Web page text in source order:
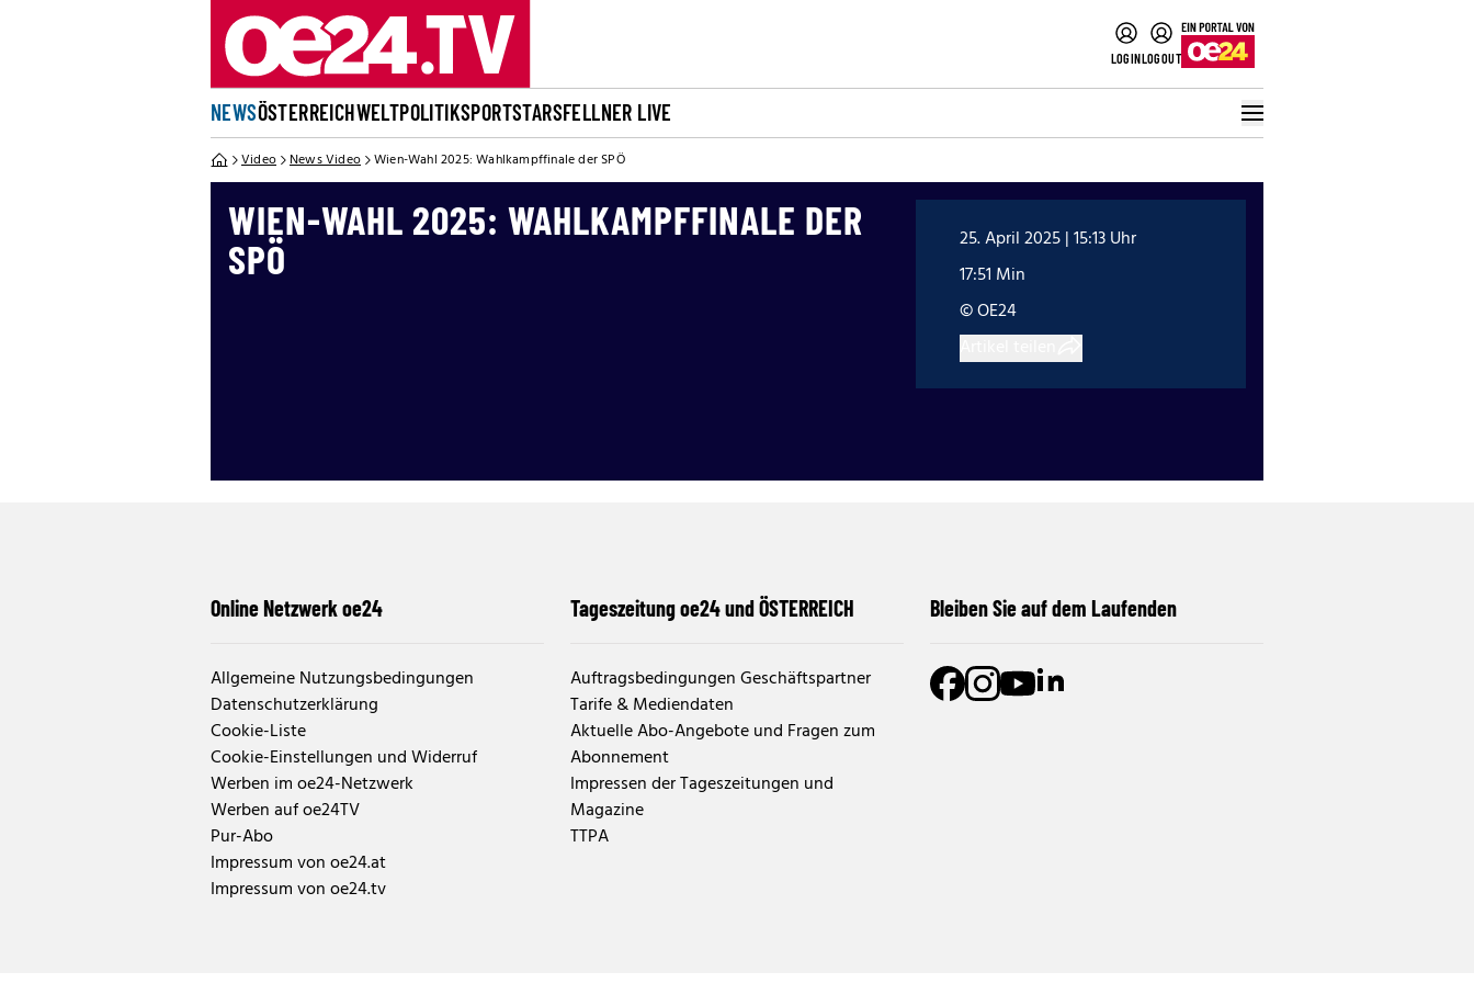
LOGINLOGOUT
NEWSÖSTERREICHWELTPOLITIKSPORTSTARSFELLNER LIVE
Video News Video Wien-Wahl 2025: Wahlkampffinale der SPÖ
WIEN-WAHL 2025: WAHLKAMPFFINALE DER
SPÖ
25. April 2025 | 15:13 Uhr
17:51 Min
© OE24
Online Netzwerk oe24
Allgemeine Nutzungsbedingungen
Datenschutzerklärung
Cookie-Liste
Cookie-Einstellungen und Widerruf
Werben im oe24-Netzwerk
Werben auf oe24TV
Pur-Abo
Impressum von oe24.at
Impressum von oe24.tv
Tageszeitung oe24 und ÖSTERREICH
Auftragsbedingungen Geschäftspartner
Tarife & Mediendaten
Aktuelle Abo-Angebote und Fragen zum
Abonnement
Impressen der Tageszeitungen und
Magazine
TTPA
Bleiben Sie auf dem Laufenden